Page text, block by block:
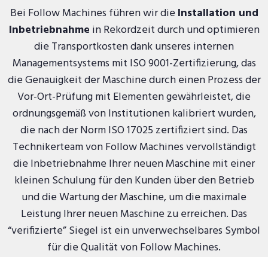
Bei Follow Machines führen wir die Installation und
Inbetriebnahme in Rekordzeit durch und optimieren
die Transportkosten dank unseres internen
Managementsystems mit ISO 9001-Zertifizierung, das
die Genauigkeit der Maschine durch einen Prozess der
Vor-Ort-Prüfung mit Elementen gewährleistet, die
ordnungsgemäß von Institutionen kalibriert wurden,
die nach der Norm ISO 17025 zertifiziert sind. Das
Technikerteam von Follow Machines vervollständigt
die Inbetriebnahme Ihrer neuen Maschine mit einer
kleinen Schulung für den Kunden über den Betrieb
und die Wartung der Maschine, um die maximale
Leistung Ihrer neuen Maschine zu erreichen. Das
“verifizierte” Siegel ist ein unverwechselbares Symbol
für die Qualität von Follow Machines.